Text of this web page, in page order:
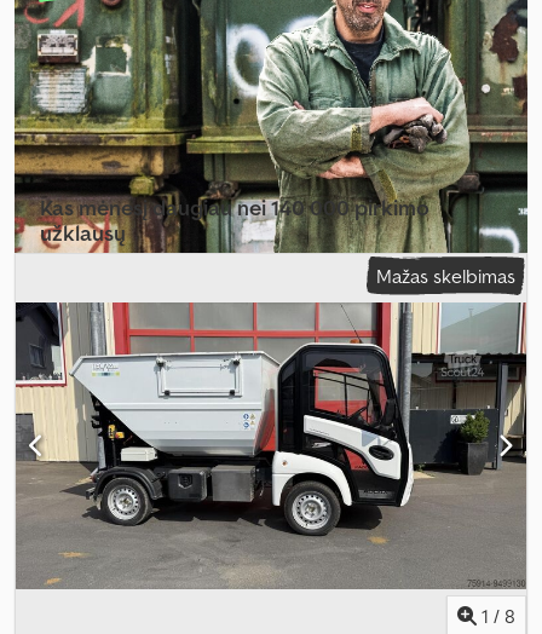
Kas mėnesį daugiau nei 140 000 pirkimo
užklausų
Pasirinkite prekybininko paketąMažas skelbimas
1 / 8